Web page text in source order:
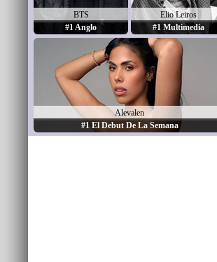
BTS
#1 Anglo
Elio Leiros
#1 Multimedia
Alevalen
#1 El Debut De La Semana